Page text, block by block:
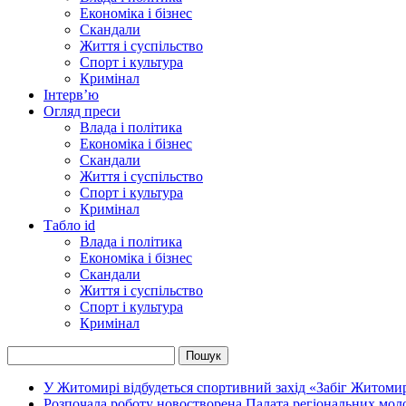
Економіка і бізнес
Скандали
Життя і суспільство
Спорт і культура
Кримінал
Інтерв’ю
Огляд преси
Влада і політика
Економіка і бізнес
Скандали
Життя і суспільство
Спорт і культура
Кримінал
Табло id
Влада і політика
Економіка і бізнес
Скандали
Життя і суспільство
Спорт і культура
Кримінал
У Житомирі відбудеться спортивний захід «Забіг